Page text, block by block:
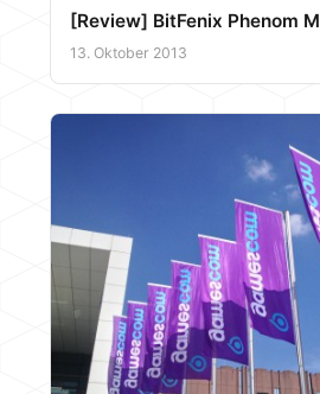
[Review] BitFenix Phenom M
13. Oktober 2013